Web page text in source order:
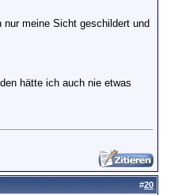
meine Sicht geschildert und
hätte ich auch nie etwas
#20